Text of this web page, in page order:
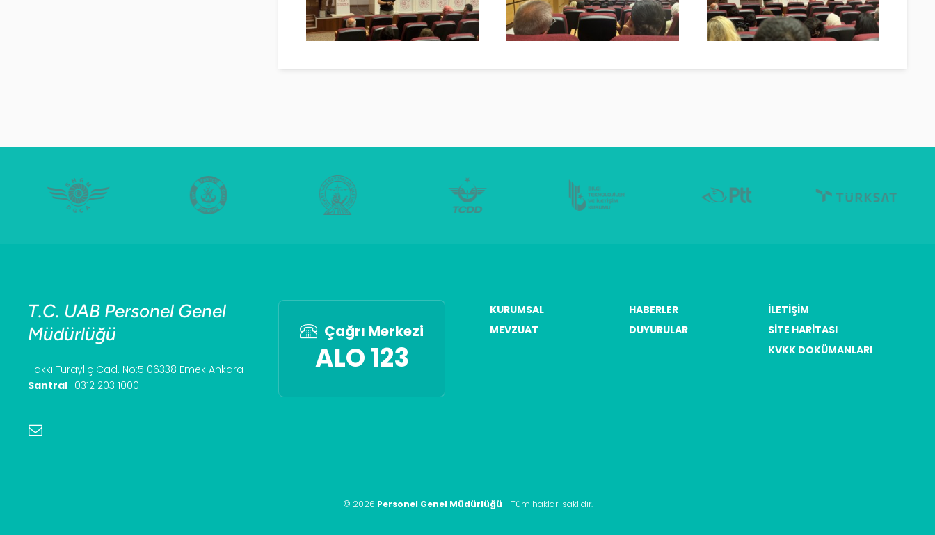
T.C. UAB Personel Genel
Müdürlüğü
Hakkı Turayliç Cad. No:5 06338 Emek Ankara
Santral 0312 203 1000
Çağrı Merkezi
ALO 123
KURUMSAL
MEVZUAT
HABERLER
DUYURULAR
İLETIŞIM
SITE HARITASI
KVKK DOKÜMANLARI
© 2026 Personel Genel Müdürlüğü - Tüm hakları saklıdır.